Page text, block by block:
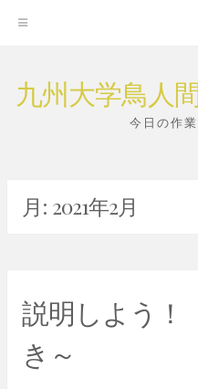
Skip
九州大学鳥人
今日の作
月: 2021年2月
説明しよう
き～